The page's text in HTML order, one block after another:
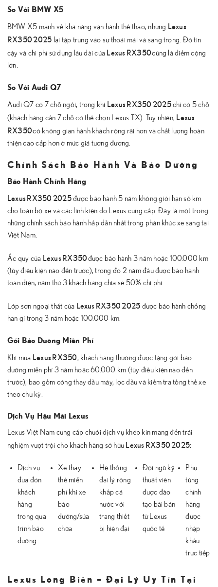
So Với BMW X5
BMW X5 mạnh về khả năng vận hành thể thao, nhưng Lexus
RX350 2025 lại tập trung vào sự thoải mái và sang trọng. Độ tin
cậy và chi phí sử dụng lâu dài của Lexus RX350cũng là điểm cộng
lớn.
So Với Audi Q7
Audi Q7 có 7 chỗ ngồi, trong khi Lexus RX350 2025chỉ có 5 chỗ
(khách hàng cần 7 chỗ có thể chọn Lexus TX). Tuy nhiên, Lexus
RX350có không gian hành khách rộng rãi hơn và chất lượng hoàn
thiện cao cấp hơn ở mức giá tương đương.
Chính Sách Bảo Hành Và Bảo Dưỡng
Bảo Hành Chính Hãng
Lexus RX350 2025được bảo hành 5 năm không giới hạn số km
cho toàn bộ xe và các linh kiện do Lexus cung cấp. Đây là một trong
những chính sách bảo hành hấp dẫn nhất trong phân khúc xe sang tại
Việt Nam.
Ắc quy của Lexus RX350được bảo hành 3 năm hoặc 100.000 km
(tùy điều kiện nào đến trước), trong đó 2 năm đầu được bảo hành
toàn diện, năm thứ 3 khách hàng chia sẻ 50% chi phí.
Lớp sơn ngoại thất của Lexus RX350 2025 được bảo hành chống
han gỉ trong 3 năm hoặc 100.000 km.
Gói Bảo Dưỡng Miễn Phí
Khi mua Lexus RX350, khách hàng thường được tặng gói bảo
dưỡng miễn phí 3 năm hoặc 60.000 km (tùy điều kiện nào đến
trước), bao gồm công thay dầu máy, lọc dầu và kiểm tra tổng thể xe
theo chu kỳ.
Dịch Vụ Hậu Mãi Lexus
Lexus Việt Nam cung cấp chuỗi dịch vụ khép kín mang đến trải
nghiệm vượt trội cho khách hàng sở hữu Lexus RX350 2025:
Dịch vụ
đưa đón
khách
hàng
trong quá
trình bảo
dưỡng
Xe thay
thế miễn
phí khi xe
bảo
dưỡng/sửa
chữa
Hệ thống
đại lý rộng
khắp cả
nước với
trang thiết
bị hiện đại
Đội ngũ kỹ
thuật viên
được đào
tạo bài bản
từ Lexus
quốc tế
Phụ
tùng
chính
hãng
được
nhập
khẩu
trực tiếp
Lexus Long Biên – Đại Lý Uy Tín Tại